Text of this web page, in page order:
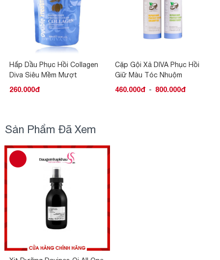
Hấp Dầu Phục Hồi Collagen
Diva Siêu Mềm Mượt
260.000đ
Cặp Gội Xả DIVA Phục Hồi
Giữ Màu Tóc Nhuộm
460.000đ - 800.000đ
Sản Phẩm Đã Xem